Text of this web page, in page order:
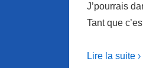
J’pourrais
Tant que
Lire la suite ›